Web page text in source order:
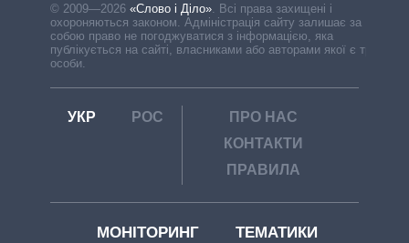
© 2009—2026 «Слово і Діло» Всі права захищені і
охороняються законом. Адміністрація сайту залишає за
собою право не погоджуватися з інформацією, яка
публікується на сайті, власниками або авторами якої є треті
особи.
УКР РОС
ПРО НАС
КОНТАКТИ
ПРАВИЛА
МОНІТОРИНГ ТЕМАТИКИ